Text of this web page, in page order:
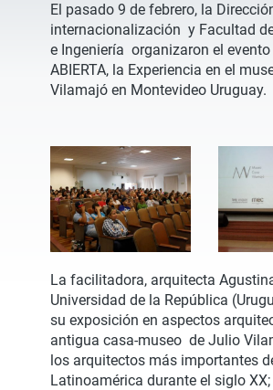
El pasado 9 de febrero, la
internacionalización y Facultad
e Ingeniería organizaron el evento
ABIERTA, la Experiencia en el
Vilamajó en Montevideo Uruguay.
La facilitadora, arquitecta
Universidad de la República
su exposición en aspectos
antigua casa-museo de Julio
los arquitectos más importantes
Latinoamérica durante el siglo